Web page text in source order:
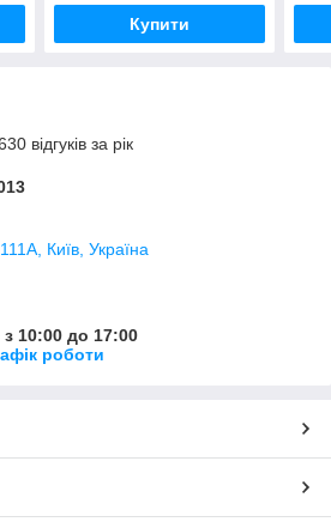
Купити
відгуків за рік
Київ, Україна
10:00 до 17:00
роботи